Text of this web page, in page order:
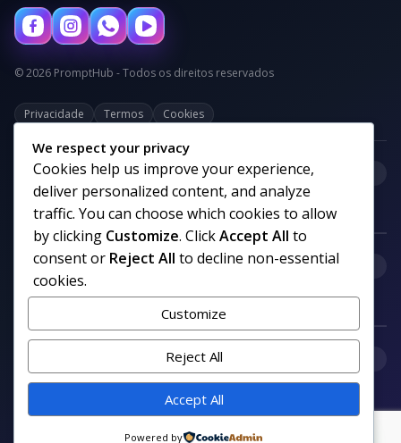
© 2026 PromptHub - Todos os direitos reservados
Privacidade Termos Cookies
Categorias
Links uteis
Siga nosso canal no WhatsApp
We respect your privacy
Cookies help us improve your experience,
deliver personalized content, and analyze
traffic. You can choose which cookies to allow
by clicking Customize. ClickAccept All to
consent or Reject All to decline non-essential
cookies.
Customize
Reject All
Accept All
Powered by